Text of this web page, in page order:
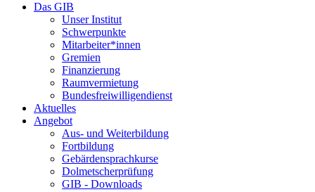
Das GIB
Unser Institut
Schwerpunkte
Mitarbeiter*innen
Gremien
Finanzierung
Raumvermietung
Bundesfreiwilligendienst
Aktuelles
Angebot
Aus- und Weiterbildung
Fortbildung
Gebärdensprachkurse
Dolmetscherprüfung
GIB - Downloads